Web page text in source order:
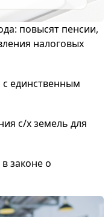
повысят пенсии,
налоговых
с единственным
с/х земель для
законе о